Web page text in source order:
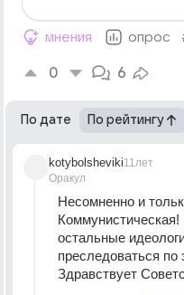
мнения опрос
0 6
По дате По рейтингу
kotybolsheviki
Оракул
11лет
Несомненно и
Коммунистическая!
остальные
преследоваться по
Здравствует